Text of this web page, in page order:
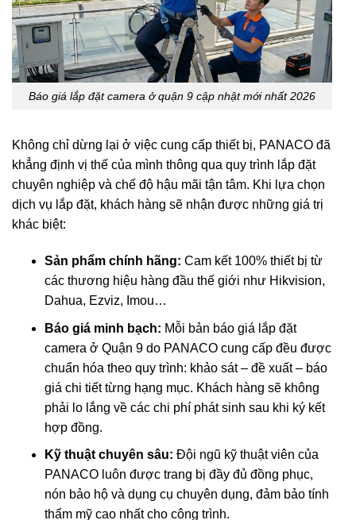
Báo giá lắp đặt camera ở quận 9 cập nhật mới nhất 2026
Không chỉ dừng lại ở việc cung cấp thiết bị, PANACO đã
khẳng định vị thế của mình thông qua quy trình lắp đặt
chuyên nghiệp và chế độ hậu mãi tận tâm. Khi lựa chọn
dịch vụ lắp đặt, khách hàng sẽ nhận được những giá trị
khác biệt:
Sản phẩm chính hãng: Cam kết 100% thiết bị từ
các thương hiệu hàng đầu thế giới như Hikvision,
Dahua, Ezviz, Imou…
Báo giá minh bạch: Mỗi bản báo giá lắp đặt
camera ở Quận 9 do PANACO cung cấp đều được
chuẩn hóa theo quy trình: khảo sát – đề xuất – báo
giá chi tiết từng hạng mục. Khách hàng sẽ không
phải lo lắng về các chi phí phát sinh sau khi ký kết
hợp đồng.
Kỹ thuật chuyên sâu: Đội ngũ kỹ thuật viên của
PANACO luôn được trang bị đầy đủ đồng phục,
nón bảo hộ và dụng cụ chuyên dụng, đảm bảo tính
thẩm mỹ cao nhất cho công trình.